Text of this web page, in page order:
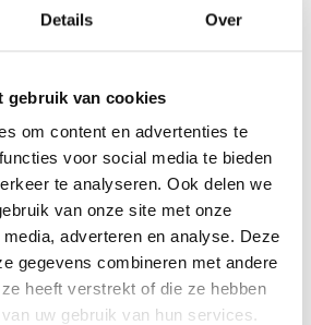
Details Over
gebruik van cookies
om content en advertenties te
voor social media te bieden
te analyseren. Ook delen we
van onze site met onze
adverteren en analyse. Deze
gegevens combineren met andere
heeft verstrekt of die ze hebben
uw gebruik van hun services.
tegen en zorgt voor goede
Dan is een F7-filter een
filter vangt fijnstof, pollen en
deeltjes op.
voornamelijk gebruikt in
zoals de medische sector
filter filtert zelfs de
zoals rookdeeltjes, bacteriën